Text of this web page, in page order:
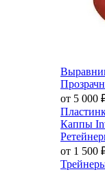
от 5 000
Каппы
от 1 500